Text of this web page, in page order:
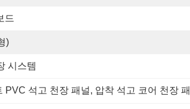
드
)
시스템
PVC 석고 천장 패널, 압착 석고 코어 천장